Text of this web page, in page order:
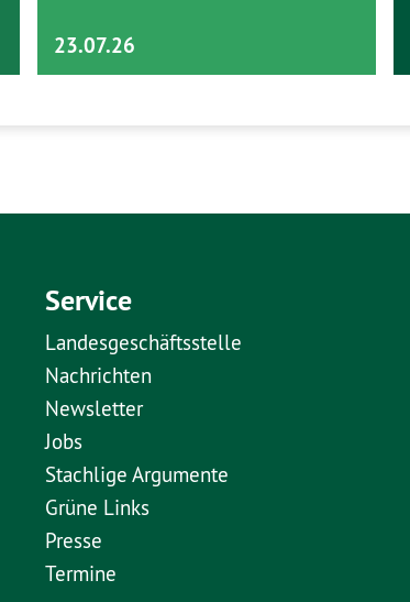
23.07.26
Service
Landesgeschäftsstelle
Nachrichten
Newsletter
Jobs
Stachlige Argumente
Grüne Links
Presse
Termine